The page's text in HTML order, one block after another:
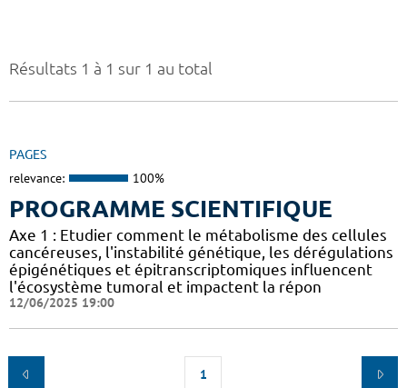
Résultats 1 à 1 sur 1 au total
PAGES
relevance: 100%
PROGRAMME SCIENTIFIQUE
Axe 1 : Etudier comment le métabolisme des cellules
cancéreuses, l'instabilité génétique, les dérégulations
épigénétiques et épitranscriptomiques influencent
l'écosystème tumoral et impactent la répon
12/06/2025 19:00
1